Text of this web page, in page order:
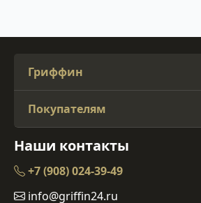
Гриффин
Покупателям
Наши контакты
+7 (908) 024-39-49
info@griffin24.ru